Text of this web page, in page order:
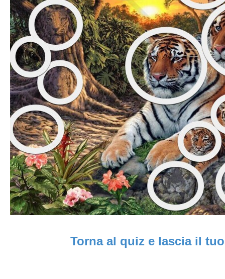
Torna al quiz e lascia il